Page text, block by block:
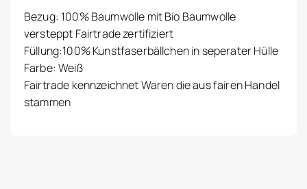
Bezug: 100% Baumwolle mit Bio Baumwolle
versteppt Fairtrade zertifiziert
Füllung:100% Kunstfaserbällchen in seperater Hülle
Farbe: Weiß
Fairtrade kennzeichnet Waren die aus fairen Handel
stammen